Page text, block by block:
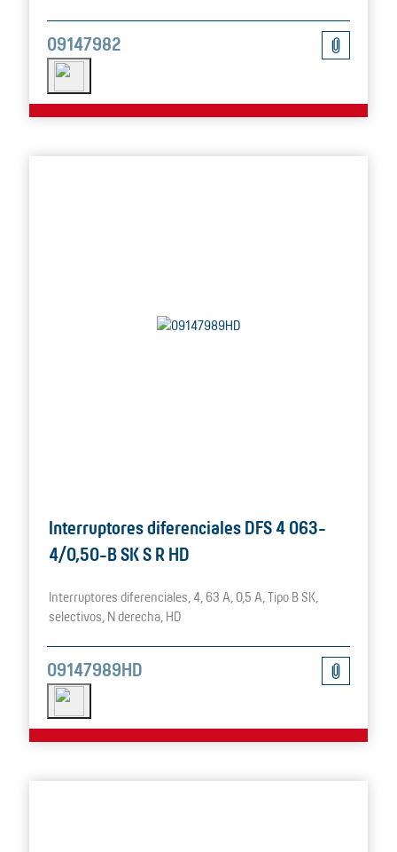
09147982
Interruptores diferenciales DFS 4 063-
4/0,50-B SK S R HD
Interruptores diferenciales, 4, 63 A, 0,5 A, Tipo B SK,
selectivos, N derecha, HD
09147989HD